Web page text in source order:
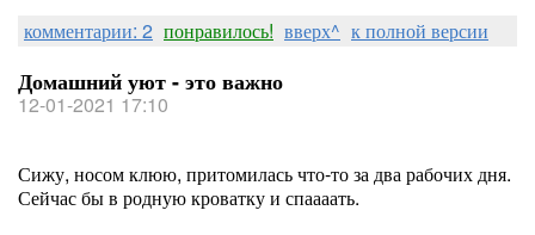
комментарии: 2 понравилось! вверх^ к полной версии
Домашний уют - это важно
12-01-2021 17:10
Сижу, носом клюю, притомилась что-то за два рабочих дня.
Сейчас бы в родную кроватку и спаааать.